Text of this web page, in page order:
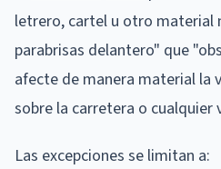
letrero, cartel u otro material
parabrisas delantero" que
afecte de manera material la
sobre la carretera o cualquier
Las excepciones se limitan a: